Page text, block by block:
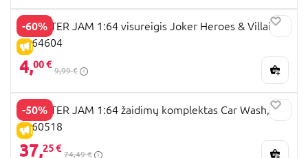
-60%
IŠPARDAVIMAS
MONSTER JAM 1:64 visureigis Joker Heroes & Villains,
6064604
4,00 €
9,99 €
-50%
IŠPARDAVIMAS
MONSTER JAM 1:64 žaidimų komplektas Car Wash,
6060518
37,25 €
74,49 €